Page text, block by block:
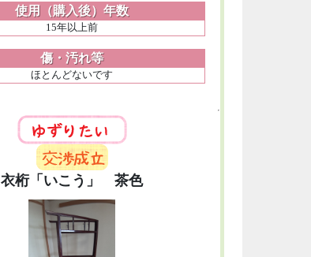
使用（購入後）年数
15年以上前
傷・汚れ等
ほとんどないです
衣桁「いこう」 茶色